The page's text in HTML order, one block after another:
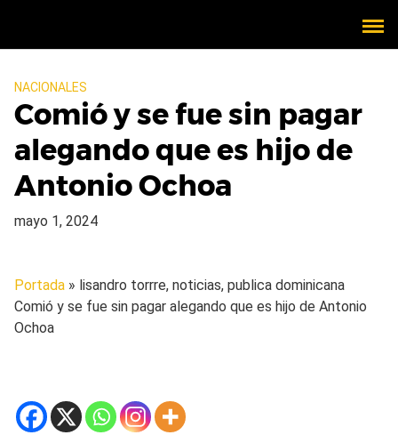
NACIONALES
Comió y se fue sin pagar
alegando que es hijo de
Antonio Ochoa
mayo 1, 2024
Portada » lisandro torrre, noticias, publica dominicana
Comió y se fue sin pagar alegando que es hijo de Antonio
Ochoa